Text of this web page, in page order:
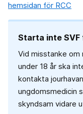
hemsidan för RCC
Starta inte SVF
Vid misstanke om
under 18 år ska
kontakta
ungdomsmedicin
skyndsam vidare